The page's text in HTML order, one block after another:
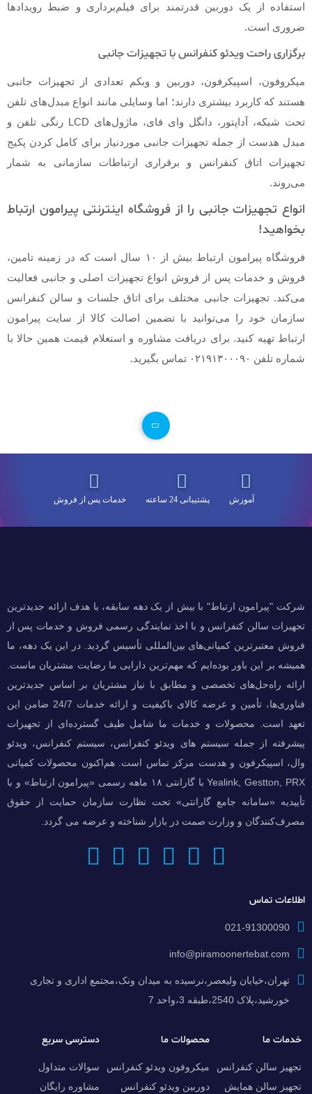
استفاده از یک دوربین قدرتمند برای فیلم‌برداری و ضبط رویدادها
ضروری است.
برگزاری راحت ویدئو کنفرانس با تجهیزات جانبی
میکروفون، اسپیکرفون، دوربین و وبکم تعدادی از تجهیزات جانبی
هستند که کاربرد بیشتری دارند؛ اما وسایلی مانند انواع مبدل‌های تلفن
تحت شبکه، آداپتور، دانگل وای فای، ماژول‌های LCD رنگی تلفن و
مبدل هدست از جمله تجهیزات جانبی موردنیاز برای کامل کردن پکیج
تجهیزات اتاق کنفرانس و برقراری ارتباطات سازمانی به شمار
می‌روند.
انواع تجهیزات جانبی را از فروشگاه اینترنتی پیرامون ارتباط
بخواهید!
فروشگاه پیرامون ارتباط بیش از ۱۰ سال است که در زمینه تامین،
فروش و خدمات پس از فروش انواع تجهیزات اصلی و جانبی فعالیت
می‌کند. تجهیزات جانبی مختلف برای اتاق جلسات و سالن کنفرانس
سازمان خود را می‌توانید با تضمین اصالت کالا از سایت پیرامون
ارتباط تهیه کنید. برای دریافت مشاوره و استعلام قیمت همین حالا با
شماره تلفن ۰۲۱۹۱۳۰۰۰۹۰ تماس بگیرید.
آموزش پشتیبانی 24 ساعته خدمات پس از فروش
شرکت "پیرامون ارتباط" با بیش از یک دهه سابقه، با هدف ارائه جدیدترین
تجهیزات سالن کنفرانس و با اخذ نمایندگی رسمی فروش و خدمات پس از
فروش معتبرترین کمپانی‌های بین‌المللی تأسیس گردید. در این یک دهه، ما
همیشه بر این باور بوده‌ایم که مهم‌ترین دارایی ما رضایت مشتریان ماست.
ارائه راه‌حل‌های تخصصی و مطابق با نیاز مشتریان بر اساس جدیدترین
فناوری‌ها، تأمین و عرضه کالای باکیفیت و ارائه خدمات 24/7 ضامن این
تعهد است. محصولات و خدمات ما شامل طیف گسترده‌ای از تجهیزات
پیشرفته از جمله سیستم های ویدئو کنفرانس، سیستم کنفرانس، ویدئو
وال، اسپیکرفون و هدست مرکز تماس است. هم‌اکنون محصولات کمپانی
Yealink, Gestton, PRX با گارانتی ۱۸ ماهه رسمی «پیرامون ارتباط» و با
تأییدیه «سامانه جامع گارانتی» تحت نظارت سازمان حمایت از حقوق
مصرف‌کنندگان و وزارت صمت در بازار شناخته و عرضه می گردد.
اطلاعات تماس
021-91300090
info@piramoonertebat.com
تهران،خیابان ولیعصر،نرسیده به میدان ونک،مجتمع اداری و تجاری
خورشید،پلاک 2540،طبقه 3،واحد 7
خدمات ما
تجهیز سالن کنفرانس
تجهیز سالن همایش
محصولات ما
میکروفون ویدئو کنفرانس
دوربین ویدئو کنفرانس
دسترسی سریع
سوالات متداول
مشاوره رایگان